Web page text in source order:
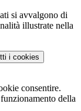
si avvalgono di
illustrate nella
i cookies
consentire.
della